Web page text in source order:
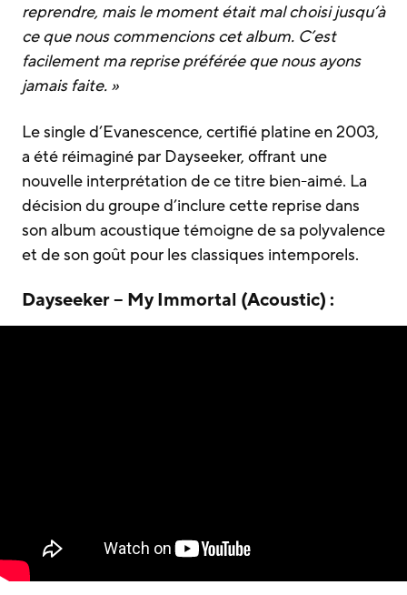
reprendre, mais le moment était mal choisi jusqu’à
ce que nous commencions cet album. C’est
facilement ma reprise préférée que nous ayons
jamais faite. »
Le single d’Evanescence, certifié platine en 2003,
a été réimaginé par Dayseeker, offrant une
nouvelle interprétation de ce titre bien-aimé. La
décision du groupe d’inclure cette reprise dans
son album acoustique témoigne de sa polyvalence
et de son goût pour les classiques intemporels.
Dayseeker – My Immortal (Acoustic) :